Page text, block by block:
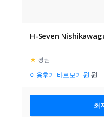
H-Seven
★ 평점 –
이용후기 바로보기
최